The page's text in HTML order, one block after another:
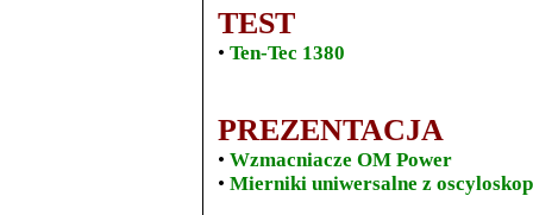
TEST
• Ten-Tec 1380
PREZENTACJA
• Wzmacniacze OM Power
• Mierniki uniwersalne z